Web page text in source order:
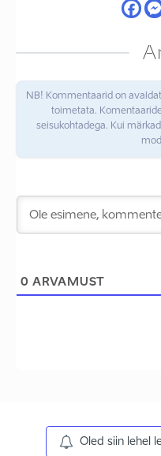
NB! Kommentaarid on
toimetata.
seisukohtadega. Kui
0 ARVAMUST
Oled siin lehel